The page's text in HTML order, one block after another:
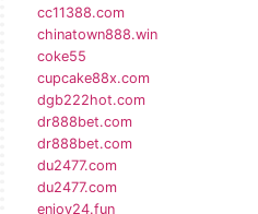
cc11388.com
chinatown888.win
coke55
cupcake88x.com
dgb222hot.com
dr888bet.com
dr888bet.com
du2477.com
du2477.com
enjoy24.fun